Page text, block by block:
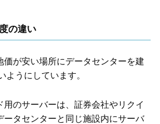
の違い
価が安い場所にデータセンターを建
ようにしています。
用のサーバーは、証券会社やリクイ
ータセンターと同じ施設内にサーバ